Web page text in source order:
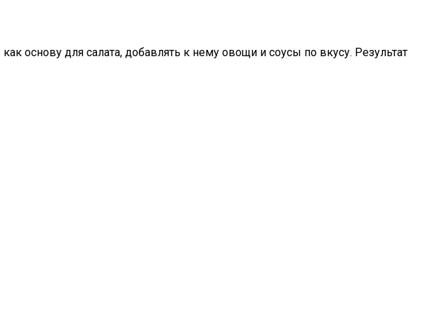
основу для салата, добавлять к нему овощи и соусы по вкусу. Результат